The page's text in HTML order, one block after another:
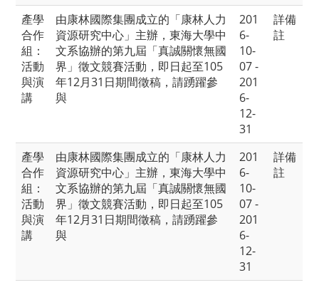
產學
合作
組：
活動
與演
講
由康林國際集團成立的「康林人力
資源研究中心」主辦，東海大學中
文系協辦的第九屆「真誠關懷無國
界」徵文競賽活動，即日起至105
年12月31日期間徵稿，請踴躍參
與
201
6-
10-
07 -
201
6-
12-
31
詳備
註
產學
合作
組：
活動
與演
講
由康林國際集團成立的「康林人力
資源研究中心」主辦，東海大學中
文系協辦的第九屆「真誠關懷無國
界」徵文競賽活動，即日起至105
年12月31日期間徵稿，請踴躍參
與
201
6-
10-
07 -
201
6-
12-
31
詳備
註